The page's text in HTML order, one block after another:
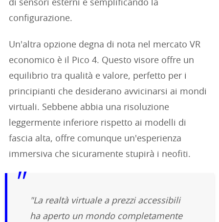
di sensori esterni e semplificando la
configurazione.
Un'altra opzione degna di nota nel mercato VR
economico è il Pico 4. Questo visore offre un
equilibrio tra qualità e valore, perfetto per i
principianti che desiderano avvicinarsi ai mondi
virtuali. Sebbene abbia una risoluzione
leggermente inferiore rispetto ai modelli di
fascia alta, offre comunque un'esperienza
immersiva che sicuramente stupirà i neofiti.
"La realtà virtuale a prezzi accessibili
ha aperto un mondo completamente